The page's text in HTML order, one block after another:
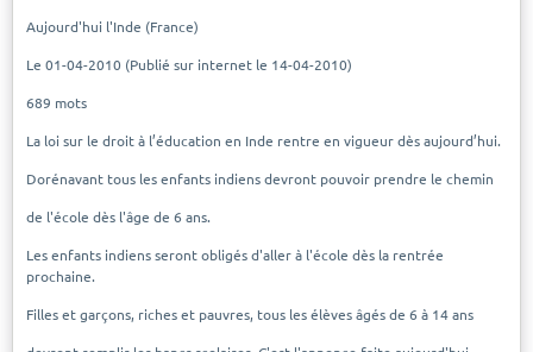
Aujourd'hui l'Inde (France)
Le 01-04-2010 (Publié sur internet le 14-04-2010)
689 mots
La loi sur le droit à l’éducation en Inde rentre en vigueur dès aujourd’hui.
Dorénavant tous les enfants indiens devront pouvoir prendre le chemin
de l'école dès l'âge de 6 ans.
Les enfants indiens seront obligés d'aller à l'école dès la rentrée
prochaine.
Filles et garçons, riches et pauvres, tous les élèves âgés de 6 à 14 ans